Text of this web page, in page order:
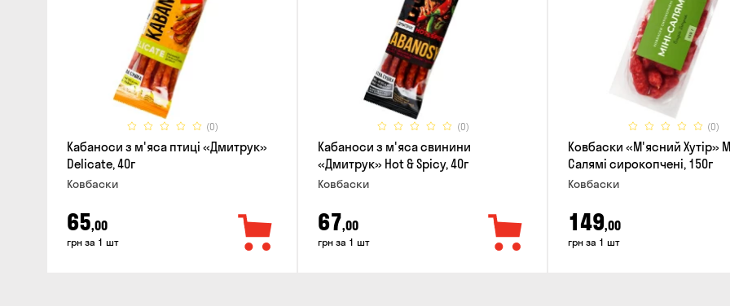
(0)
Кабаноси з м'яса птиці «Дмитрук»
Delicate, 40г
Ковбаски
65,00
грн за 1 шт
(0)
Кабаноси з м'яса свинини
«Дмитрук» Hot & Spicy, 40г
Ковбаски
67,00
грн за 1 шт
(0)
Ковбаски «М'ясний Хутір»
Салямі сирокопчені, 150г
Ковбаски
149,00
грн за 1 шт